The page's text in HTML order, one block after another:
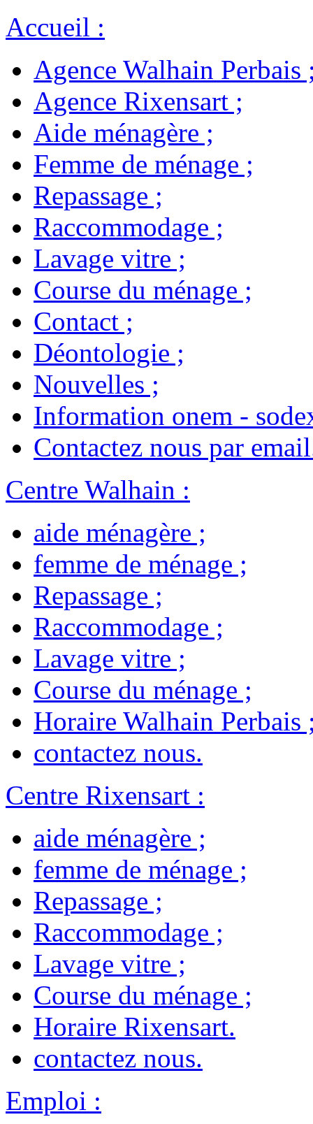
Accueil :
Agence Walhain Perbais
Agence Rixensart ;
Aide ménagère ;
Femme de ménage ;
Repassage ;
Raccommodage ;
Lavage vitre ;
Course du ménage ;
Contact ;
Déontologie ;
Nouvelles ;
Information onem -
Contactez nous par email
Centre Walhain :
aide ménagère ;
femme de ménage ;
Repassage ;
Raccommodage ;
Lavage vitre ;
Course du ménage ;
Horaire Walhain Perbais
contactez nous.
Centre Rixensart :
aide ménagère ;
femme de ménage ;
Repassage ;
Raccommodage ;
Lavage vitre ;
Course du ménage ;
Horaire Rixensart.
contactez nous.
Emploi :